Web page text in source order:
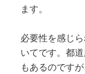
ます。
必要性を感じ
いてです。都
もあるのです